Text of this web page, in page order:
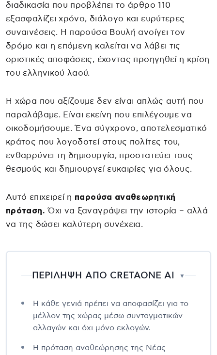
διαδικασία που προβλέπει το άρθρο 110
εξασφαλίζει χρόνο, διάλογο και ευρύτερες
συναινέσεις. Η παρούσα Βουλή ανοίγει τον
δρόμο και η επόμενη καλείται να λάβει τις
οριστικές αποφάσεις, έχοντας προηγηθεί η κρίση
του ελληνικού λαού.
Η χώρα που αξίζουμε δεν είναι απλώς αυτή που
παραλάβαμε. Είναι εκείνη που επιλέγουμε να
οικοδομήσουμε. Ένα σύγχρονο, αποτελεσματικό
κράτος που λογοδοτεί στους πολίτες του,
ενθαρρύνει τη δημιουργία, προστατεύει τους
θεσμούς και δημιουργεί ευκαιρίες για όλους.
Αυτό επιχειρεί η παρούσα αναθεωρητική
πρόταση. Όχι να ξαναγράψει την ιστορία – αλλά
να της δώσει καλύτερη συνέχεια.
ΠΕΡΙΛΗΨΗ ΑΠΟ CRETAONE AI ▼
Η κάθε γενιά πρέπει να αποφασίζει για το
μέλλον της χώρας μέσω συνταγματικών
αλλαγών και όχι μόνο εκλογών.
Η πρόταση αναθεώρησης της Νέας